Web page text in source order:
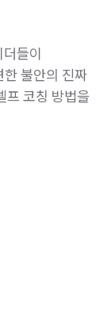
들이
불안의 진짜
프 코칭 방법을